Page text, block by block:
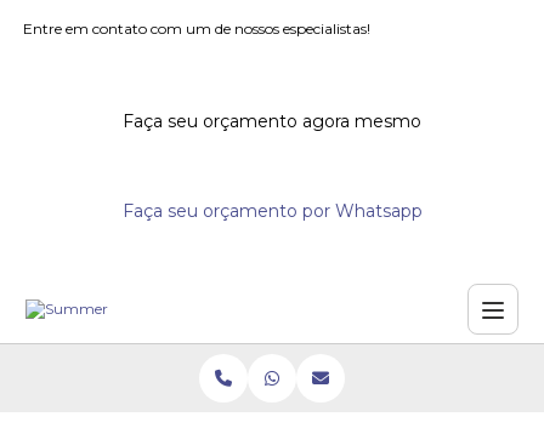
Entre em contato com um de nossos especialistas!
Faça seu orçamento agora mesmo
Faça seu orçamento por Whatsapp